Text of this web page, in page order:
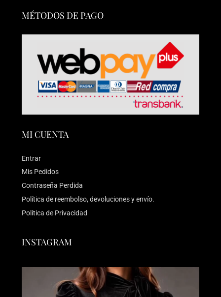
MÉTODOS DE PAGO
MI CUENTA
Entrar
Mis Pedidos
Contraseña Perdida
Política de reembolso, devoluciones y envío.
Política de Privacidad
INSTAGRAM